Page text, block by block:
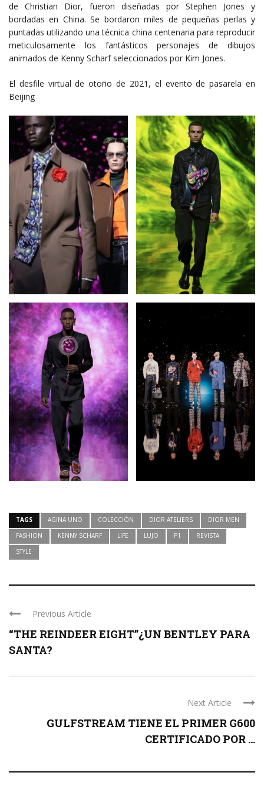
de Christian Dior, fueron diseñadas por Stephen Jones y
bordadas en China. Se bordaron miles de pequeñas perlas y
puntadas utilizando una técnica china centenaria para reproducir
meticulosamente los fantásticos personajes de dibujos
animados de Kenny Scharf seleccionados por Kim Jones.
El desfile virtual de otoño de 2021, el evento de pasarela en
Beijing
TAGS AGINA UNO COLECCIÓN DIOR ATELIERS
DIOR MEN
FASHION
KENNY SCHARF LIFE LUJO P1
REVISTA
STYLE
Previous Article
“THE REINDEER EIGHT”¿UN BENTLEY PARA
SANTA?
Next Article
GULFSTREAM TIENE EL PRIMER G600
CERTIFICADO POR ...